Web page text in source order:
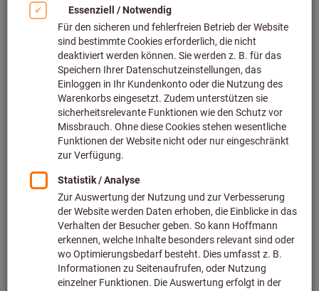
Atemschutz (277)
Handschutz (2238)
Arbeitskleidung (71432)
Fußschutz (40302)
Absturzsicherungen (194)